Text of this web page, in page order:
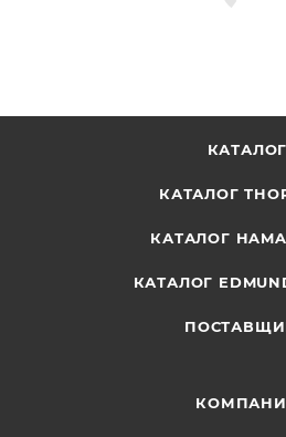
КАТАЛОГ
КАТАЛОГ
КАТАЛОГ
КАТАЛОГ